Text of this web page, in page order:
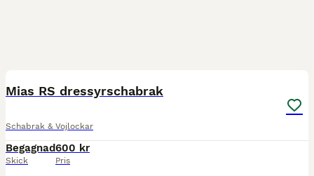
Mias RS dressyrschabrak
Schabrak & Vojlockar
Begagnad
Skick
600 kr
Pris